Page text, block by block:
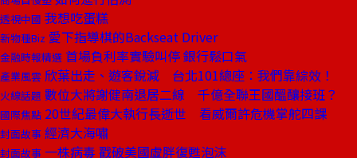
透視中國 我想吃蛋糕
新物種Biz 愛下指導棋的Backseat Driver
金融時報精選 首場負利率實驗叫停 銀行鬆口氣
產業風雲 欣葉出走、遊客銳減 台北101總座：我們靠綜效！
火線話題 數位大將謝健南退居二線 千億全聯王國醞釀接班？
國際焦點 20世紀最偉大執行長逝世 看威爾許危機掌舵四課
封面故事 經濟大海嘯
封面故事 一株病毒 戳破美國虛胖復甦泡沫